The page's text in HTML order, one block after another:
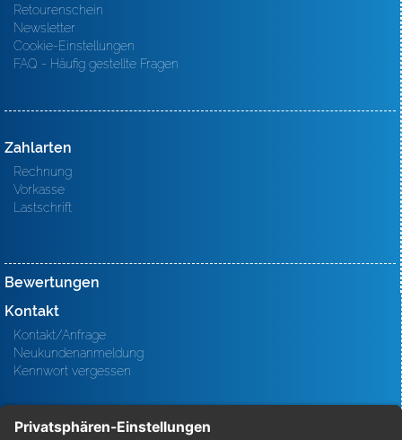
Retourenschein
Newsletter
Cookie-Einstellungen
FAQ - Häufig gestellte Fragen
Zahlarten
Rechnung
Vorkasse
Lastschrift
Bewertungen
Kontakt
Kontakt/Anfrage
Neukundenanmeldung
Kennwort vergessen